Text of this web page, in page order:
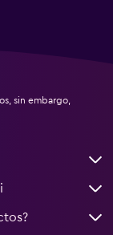
sin embargo,